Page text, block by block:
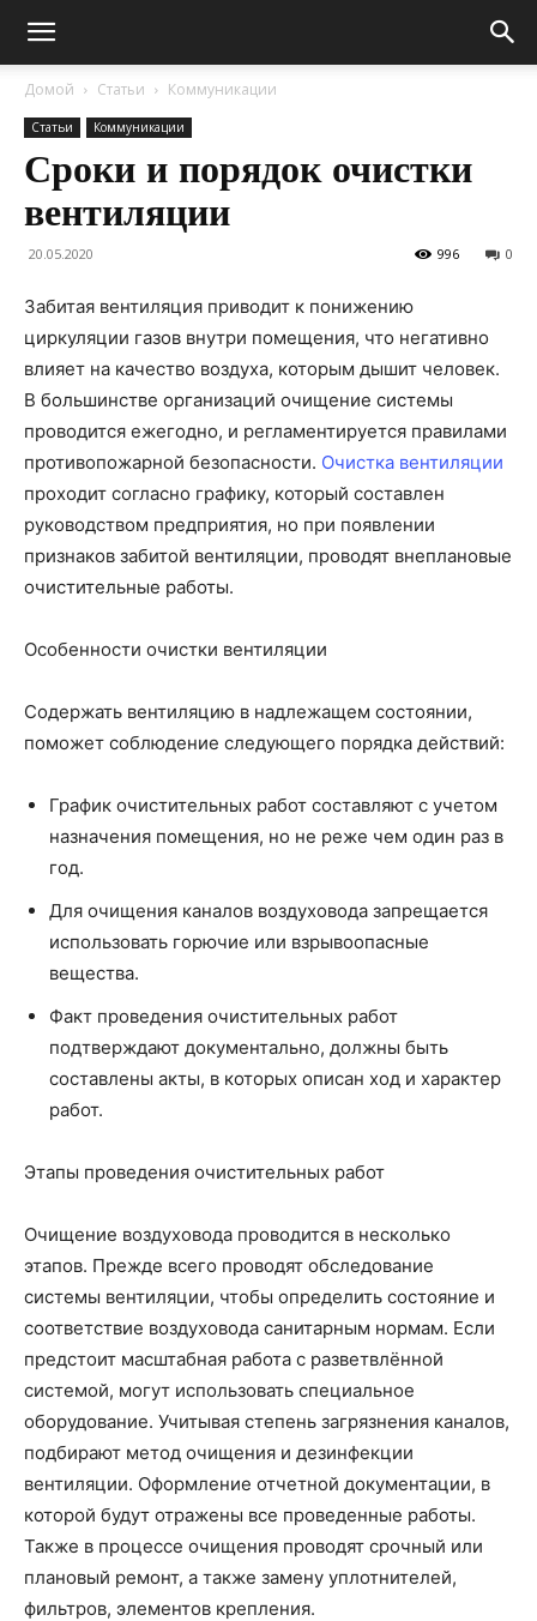
Домой Статьи Коммуникации
Статьи Коммуникации
Сроки и порядок очистки
вентиляции
20.05.2020 0
996
Забитая вентиляция приводит к понижению
циркуляции газов внутри помещения, что негативно
влияет на качество воздуха, которым дышит человек.
В большинстве организаций очищение системы
проводится ежегодно, и регламентируется правилами
противопожарной безопасности. Очистка вентиляции
проходит согласно графику, который составлен
руководством предприятия, но при появлении
признаков забитой вентиляции, проводят внеплановые
очистительные работы.
Особенности очистки вентиляции
Содержать вентиляцию в надлежащем состоянии,
поможет соблюдение следующего порядка действий:
График очистительных работ составляют с учетом
назначения помещения, но не реже чем один раз в
год.
Для очищения каналов воздуховода запрещается
использовать горючие или взрывоопасные
вещества.
Факт проведения очистительных работ
подтверждают документально, должны быть
составлены акты, в которых описан ход и характер
работ.
Этапы проведения очистительных работ
Очищение воздуховода проводится в несколько
этапов. Прежде всего проводят обследование
системы вентиляции, чтобы определить состояние и
соответствие воздуховода санитарным нормам. Если
предстоит масштабная работа с разветвлённой
системой, могут использовать специальное
оборудование. Учитывая степень загрязнения каналов,
подбирают метод очищения и дезинфекции
вентиляции. Оформление отчетной документации, в
которой будут отражены все проведенные работы.
Также в процессе очищения проводят срочный или
плановый ремонт, а также замену уплотнителей,
фильтров, элементов крепления.